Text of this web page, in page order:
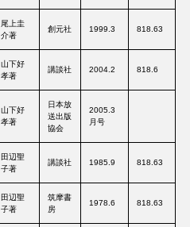
尾上圭
介著
創元社 1999.3 818.63
山下好
孝著
講談社 2004.2 818.6
山下好
孝著
日本放
送出版
協会
2005.3
月号
田辺聖
子著
講談社 1985.9 818.63
田辺聖
子著
筑摩書
房
1978.6 818.63